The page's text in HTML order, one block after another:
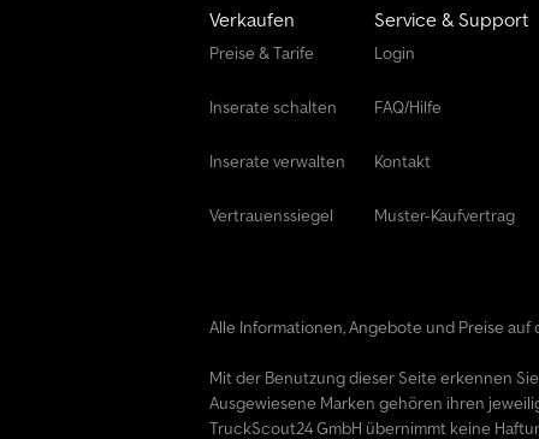
Verkaufen
Preise & Tarife
Inserate schalten
Inserate verwalten
Vertrauenssiegel
Service & Support
Login
FAQ/Hilfe
Kontakt
Muster-Kaufvertrag
Alle Informationen, Angebote und Preise
Mit der Benutzung dieser Seite erkennen
Ausgewiesene Marken gehören ihren
TruckScout24 GmbH übernimmt keine